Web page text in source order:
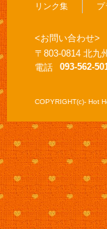
リンク集 プ
<お問い合わせ>
〒803-0814 北九
電話
093-562-
COPYRIGHT(c)- Hot